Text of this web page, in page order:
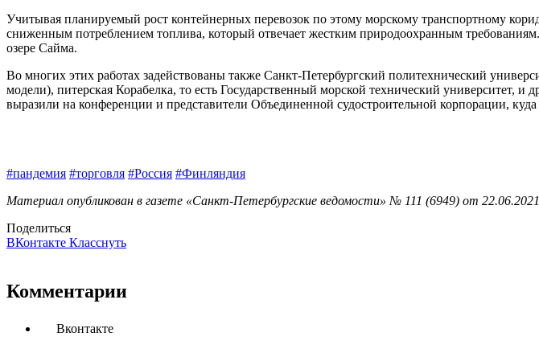
Учитывая планируемый рост контейнерных перевозок по этому морскому транспортному
сниженным потреблением топлива, который отвечает жестким природоохранным
озере Сайма.
Во многих этих работах задействованы также Санкт-Петербургский политехнический
модели), питерская Корабелка, то есть Государственный морской технический университет,
выразили на конференции и представители Объединенной судостроительной корпорации,
#пандемия #торговля #Россия #Финляндия
Материал опубликован в газете «Санкт-Петербургские ведомости» № 111 (6949) от 22.06.2021
Поделиться
ВКонтакте Класснуть
Комментарии
Вконтакте